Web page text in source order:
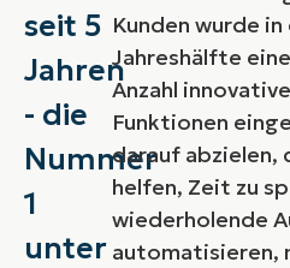
seit 5
Jahren
- die
Nummer
1
unter
Kunden wurde
Jahreshälfte
Anzahl
Funktionen
darauf abzielen,
helfen, Zeit zu
wiederholende
automatisieren,